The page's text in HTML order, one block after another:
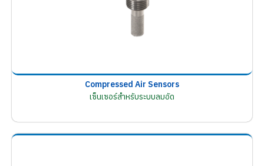
Compressed Air Sensors
เซ็นเซอร์สำหรับระบบลมอัด